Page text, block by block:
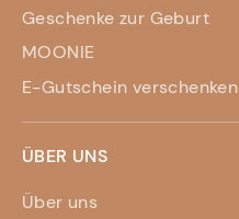
Geschenke zur Geburt
MOONIE
E-Gutschein verschenken
ÜBER UNS
Über uns